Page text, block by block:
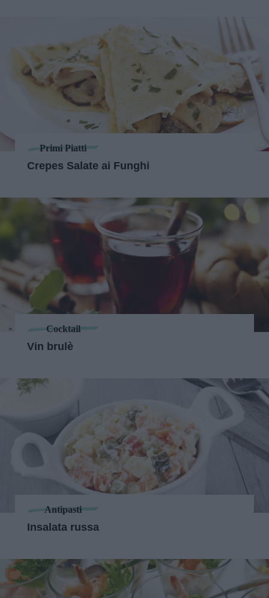
Primi Piatti
Crepes Salate ai Funghi
Cocktail
Vin brulè
Antipasti
Insalata russa